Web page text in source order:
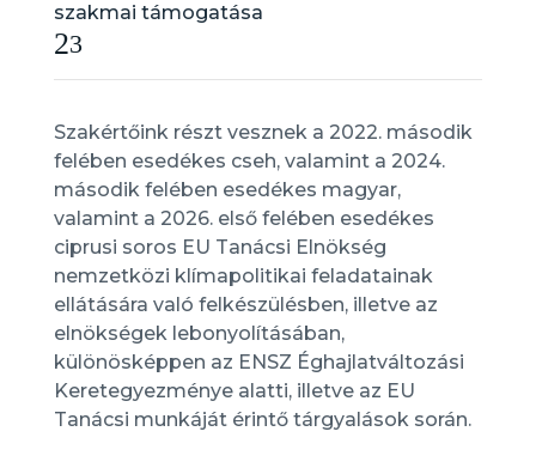
szakmai támogatása
23
Szakértőink részt vesznek a 2022. második
felében esedékes cseh, valamint a 2024.
második felében esedékes magyar,
valamint a 2026. első felében esedékes
ciprusi soros EU Tanácsi Elnökség
nemzetközi klímapolitikai feladatainak
ellátására való felkészülésben, illetve az
elnökségek lebonyolításában,
különösképpen az ENSZ Éghajlatváltozási
Keretegyezménye alatti, illetve az EU
Tanácsi munkáját érintő tárgyalások során.